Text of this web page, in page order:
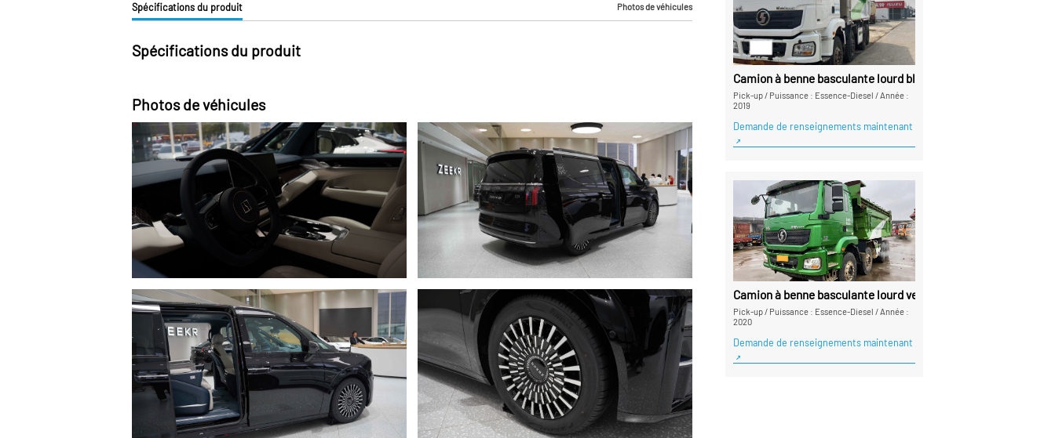
Spécifications du produit Photos de véhicules
Spécifications du produit
Photos de véhicules
Camion à benne basculante lourd blanc
Pick-up/ Puissance : Essence-Diesel /Année :
2019
Demande de renseignements maintenant
Camion à benne basculante lourd vert
Pick-up/ Puissance : Essence-Diesel /Année :
2020
Demande de renseignements maintenant